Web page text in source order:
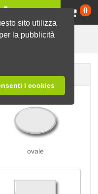
sito utilizza
la pubblicità
i cookies
0
ovale